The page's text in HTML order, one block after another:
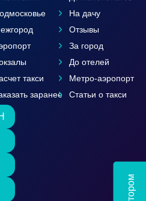
такси
заранее
На дачу
Отзывы
За город
До отелей
Метро-аэропорт
Статьи о такси